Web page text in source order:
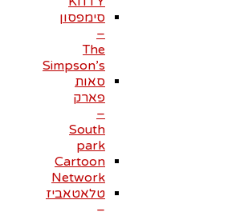
סימפסון
–
The
Simpson’s
סאות
פארק
–
South
park
Cartoon
Network
טלאטאביז